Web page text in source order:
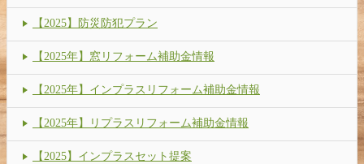
【2025】防災防犯プラン
【2025年】窓リフォーム補助金情報
【2025年】インプラスリフォーム補助金情報
【2025年】リプラスリフォーム補助金情報
【2025】インプラスセット提案